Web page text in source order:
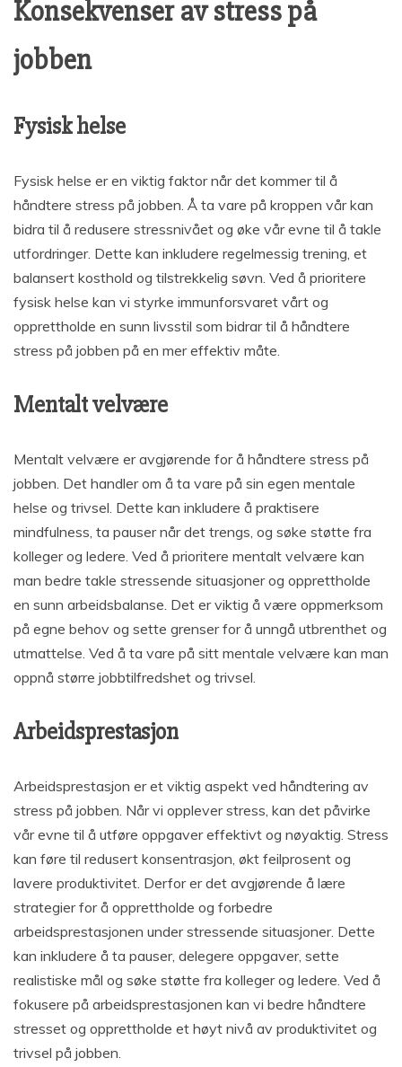
Konsekvenser av stress på
jobben
Fysisk helse
Fysisk helse er en viktig faktor når det kommer til å
håndtere stress på jobben. Å ta vare på kroppen vår kan
bidra til å redusere stressnivået og øke vår evne til å takle
utfordringer. Dette kan inkludere regelmessig trening, et
balansert kosthold og tilstrekkelig søvn. Ved å prioritere
fysisk helse kan vi styrke immunforsvaret vårt og
opprettholde en sunn livsstil som bidrar til å håndtere
stress på jobben på en mer effektiv måte.
Mentalt velvære
Mentalt velvære er avgjørende for å håndtere stress på
jobben. Det handler om å ta vare på sin egen mentale
helse og trivsel. Dette kan inkludere å praktisere
mindfulness, ta pauser når det trengs, og søke støtte fra
kolleger og ledere. Ved å prioritere mentalt velvære kan
man bedre takle stressende situasjoner og opprettholde
en sunn arbeidsbalanse. Det er viktig å være oppmerksom
på egne behov og sette grenser for å unngå utbrenthet og
utmattelse. Ved å ta vare på sitt mentale velvære kan man
oppnå større jobbtilfredshet og trivsel.
Arbeidsprestasjon
Arbeidsprestasjon er et viktig aspekt ved håndtering av
stress på jobben. Når vi opplever stress, kan det påvirke
vår evne til å utføre oppgaver effektivt og nøyaktig. Stress
kan føre til redusert konsentrasjon, økt feilprosent og
lavere produktivitet. Derfor er det avgjørende å lære
strategier for å opprettholde og forbedre
arbeidsprestasjonen under stressende situasjoner. Dette
kan inkludere å ta pauser, delegere oppgaver, sette
realistiske mål og søke støtte fra kolleger og ledere. Ved å
fokusere på arbeidsprestasjonen kan vi bedre håndtere
stresset og opprettholde et høyt nivå av produktivitet og
trivsel på jobben.